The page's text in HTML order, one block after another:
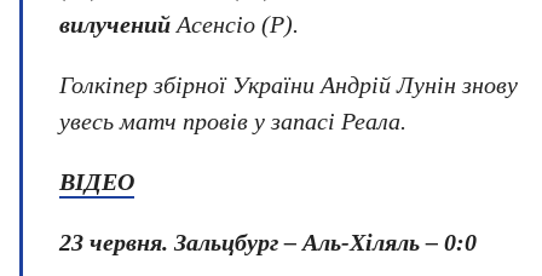
вилучений Асенсіо (Р).
Голкіпер збірної України Андрій Лунін знову
увесь матч провів у запасі Реала.
ВІДЕО
23 червня. Зальцбург – Аль-Хіляль – 0:0